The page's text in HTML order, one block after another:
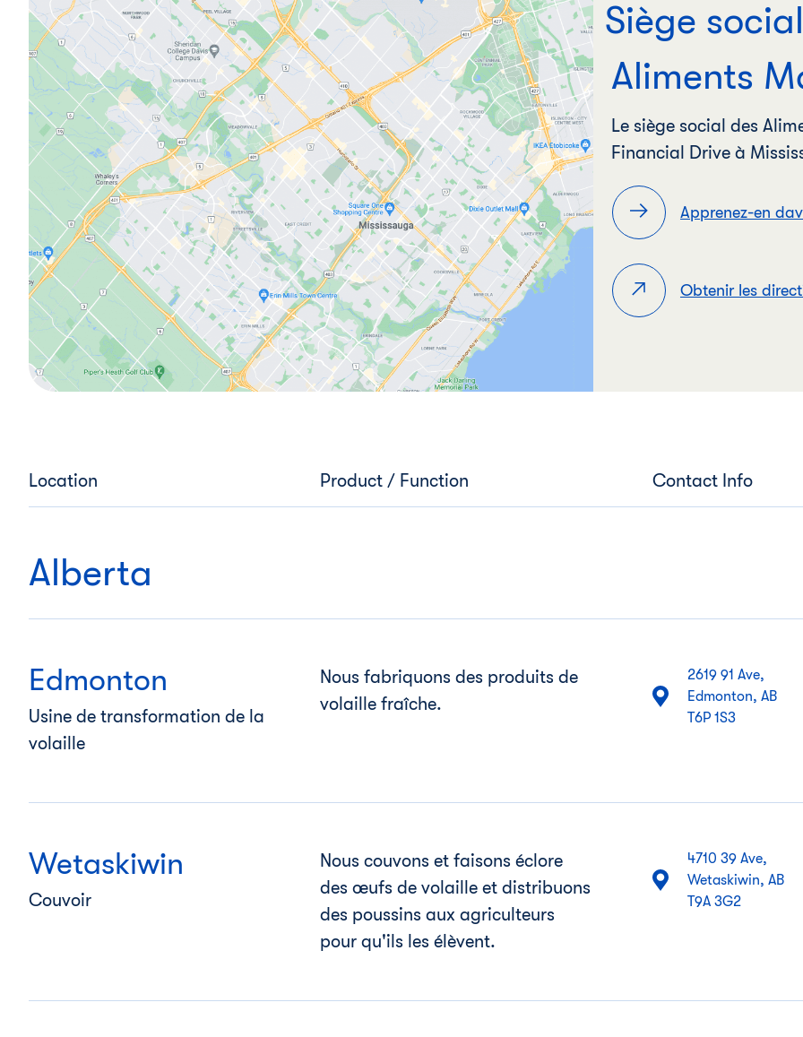
Siège
Aliments
Le siège social des
Financial Drive à
Apprenez-en
Obtenir les
Location Product / Function Contact Info
Alberta
Edmonton
Usine de transformation de la
volaille
Nous fabriquons des produits de
volaille fraîche.
2619 91 Ave,
Edmonton, AB
T6P 1S3
Wetaskiwin
Couvoir
Nous couvons et faisons éclore
des œufs de volaille et distribuons
des poussins aux agriculteurs
pour qu'ils les élèvent.
4710 39 Ave,
Wetaskiwin, AB
T9A 3G2